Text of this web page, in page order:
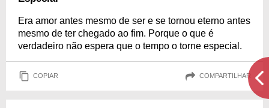
Era amor antes mesmo de ser e se tornou eterno antes
mesmo de ter chegado ao fim. Porque o que é
verdadeiro não espera que o tempo o torne especial.
COPIAR COMPARTILHAR